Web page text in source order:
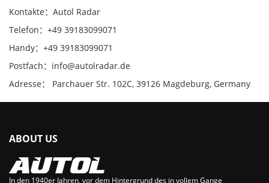
Kontakte：Autol Radar
Telefon：+49 39183099071
Handy：+49 39183099071
Postfach：info@autolradar.de
Adresse： Parchauer Str. 102C, 39126 Magdeburg, Germany
ABOUT US
In den 1940er Jahren, vor dem Hintergrund des in vollem Gange